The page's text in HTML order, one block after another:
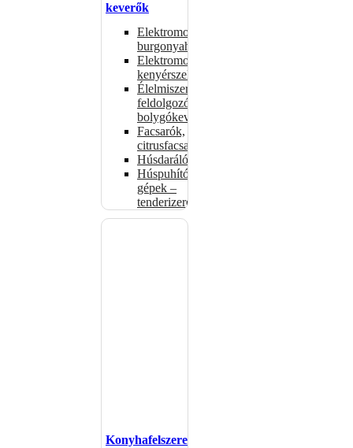
keverők
Elektromos
burgonyahámozók
Elektromos
kenyérszeletelők
Élelmiszer-
feldolgozók –
bolygókeverők
Facsarók,
citrusfacsarók
Húsdarálók
Húspuhító
gépek –
tenderizerek
Konyhafelszerelés